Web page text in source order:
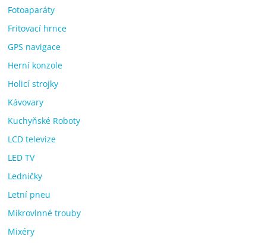
Fotoaparáty
Fritovací hrnce
GPS navigace
Herní konzole
Holicí strojky
Kávovary
Kuchyňské Roboty
LCD televize
LED TV
Ledničky
Letní pneu
Mikrovlnné trouby
Mixéry